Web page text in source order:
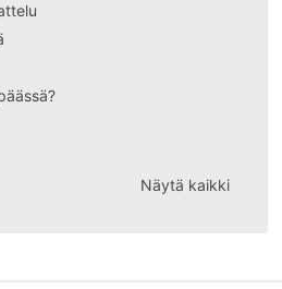
Näytä kaikki